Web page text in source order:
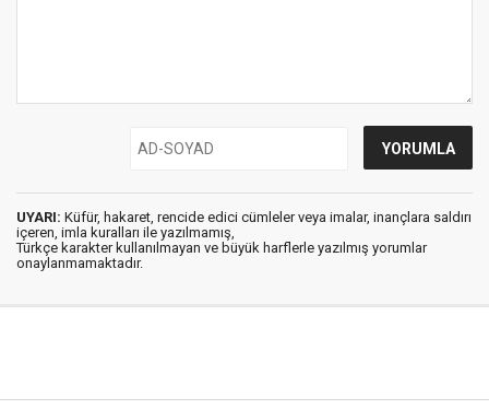
UYARI: Küfür, hakaret, rencide edici cümleler veya imalar, inançlara saldırı
içeren, imla kuralları ile yazılmamış,
Türkçe karakter kullanılmayan ve büyük harflerle yazılmış yorumlar
onaylanmamaktadır.